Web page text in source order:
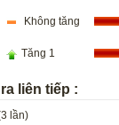
Không tăng
Tăng 1
liên tiếp :
lần)